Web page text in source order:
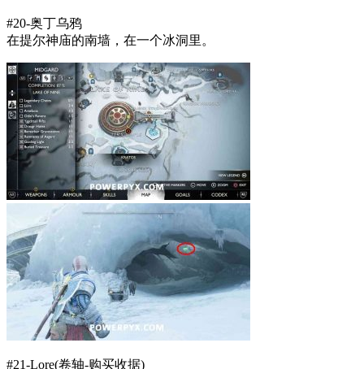
#20-奥丁乌鸦
在提尔神庙的南墙，在一个冰洞里。
#21-Lore(卷轴-购买收据)